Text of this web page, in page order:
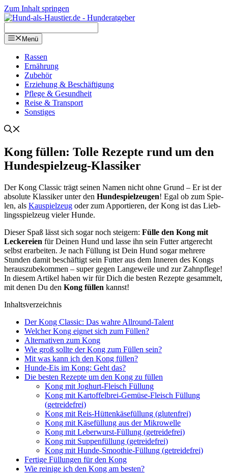
Zum Inhalt springen
Menü
Ras­sen
Ernäh­rung
Zube­hör
Erzie­hung & Beschäf­ti­gung
Pfle­ge & Gesund­heit
Rei­se & Trans­port
Sons­ti­ges
Kong fül­len: Tol­le Rezep­te rund um den
Hun­de­spiel­zeug-Klas­si­ker
Der Kong Clas­sic trägt sei­nen Namen nicht ohne Grund – Er ist der
abso­lu­te Klas­si­ker unter den Hun­de­spiel­zeu­gen! Egal ob zum Spie­
len, als Kau­spiel­zeug oder zum Appor­tie­ren, der Kong ist das Lieb­
lings­spiel­zeug vie­ler Hun­de.
Die­ser Spaß lässt sich sogar noch stei­gern: Fül­le den Kong mit
Lecke­rei­en für Dei­nen Hund und las­se ihn sein Fut­ter art­ge­recht
selbst erar­bei­ten. Je nach Fül­lung ist Dein Hund sogar meh­re­re
Stun­den damit beschäf­tigt sein Fut­ter aus dem Inne­ren des Kongs
her­aus­zu­be­kom­men – super gegen Lan­ge­wei­le und zur Zahn­pfle­ge!
In die­sem Arti­kel haben wir für Dich die bes­ten Rezep­te gesam­melt,
mit denen Du den Kong fül­len kannst!
Inhalts­ver­zeich­nis
Der Kong Clas­sic: Das wah­re All­round-Talent
Wel­cher Kong eig­net sich zum Fül­len?
Alter­na­ti­ven zum Kong
Wie groß soll­te der Kong zum Fül­len sein?
Mit was kann ich den Kong fül­len?
Hun­de-Eis im Kong: Geht das?
Die bes­ten Rezep­te um den Kong zu fül­len
Kong mit Joghurt-Fleisch Fül­lung
Kong mit Kar­tof­fel­brei-Gemü­se-Fleisch Fül­lung
(getrei­de­frei)
Kong mit Reis-Hüt­ten­kä­se­fül­lung (glu­ten­frei)
Kong mit Käse­fül­lung aus der Mikro­wel­le
Kong mit Leber­wurst-Fül­lung (getrei­de­frei)
Kong mit Sup­pen­fül­lung (getrei­de­frei)
Kong mit Hun­de-Smoothie-Fül­lung (getrei­de­frei)
Fer­ti­ge Fül­lun­gen für den Kong
Wie rei­ni­ge ich den Kong am bes­ten?